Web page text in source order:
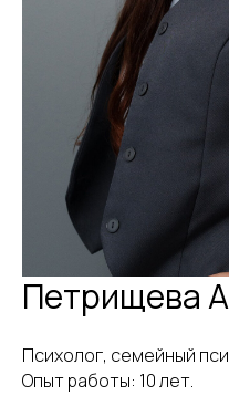
Петрищева
Психолог, семейный
Опыт работы: 10 лет.